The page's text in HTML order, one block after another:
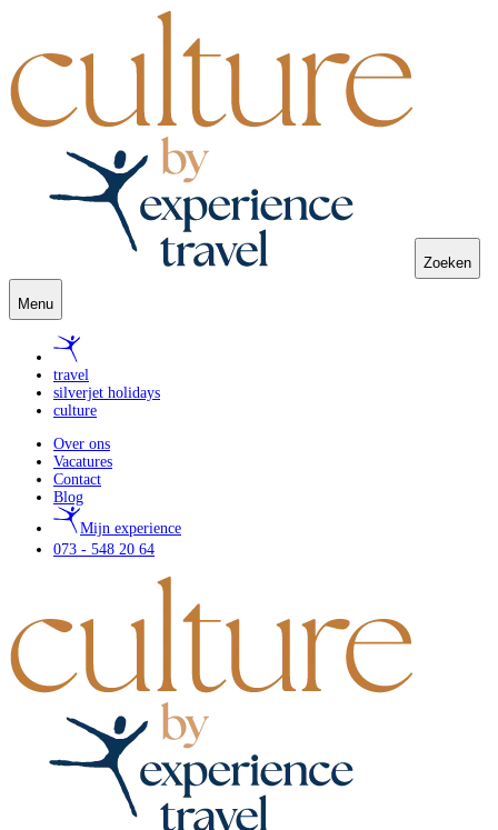
Zoeken
Menu
travel
silverjet holidays
culture
Over ons
Vacatures
Contact
Blog
Mijn experience
073 - 548 20 64